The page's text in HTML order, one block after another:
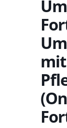
mit